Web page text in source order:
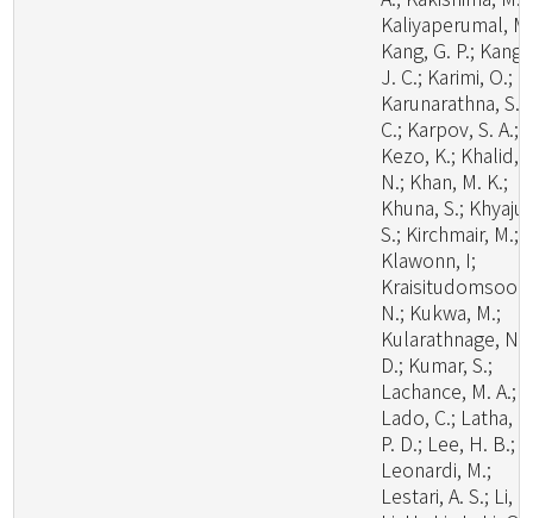
Kaliyaperumal,
Kang, G. P.; Kang,
J. C.; Karimi, O.;
Karunarathna, S.
C.; Karpov, S. A.;
Kezo, K.; Khalid,
N.; Khan, M. K.;
Khuna, S.; Khyaju,
S.; Kirchmair, M.;
Klawonn, I;
Kraisitudomsook,
N.; Kukwa, M.;
Kularathnage, N.
D.; Kumar, S.;
Lachance, M. A.;
Lado, C.; Latha,
P. D.; Lee, H. B.;
Leonardi, M.;
Lestari, A. S.; Li,